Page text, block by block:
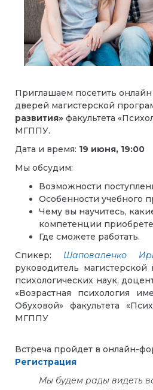
Приглашаем посетить
дверей магистерской
развития» факультета
МГППУ.
Дата и время: 19 июня, 19:00
Мы обсудим:
Возможности
Особенности учебного
Чему вы научитесь,
компетенции
Где сможете работать.
Спикер: Шаповаленко
руководитель
психологических наук,
«Возрастная психология
Обуховой» факультета
МГППУ
Встреча пройдет в онлайн-
Регистрация
Мы будем рады видеть